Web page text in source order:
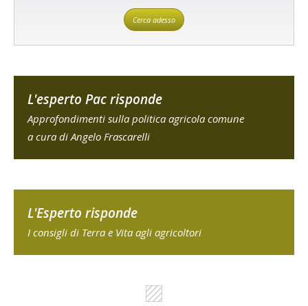
Cerca adesso
L'esperto Pac risponde
Approfondimenti sulla politica agricola comune
a cura di Angelo Frascarelli
L'Esperto risponde
I consigli di Terra e Vita agli agricoltori